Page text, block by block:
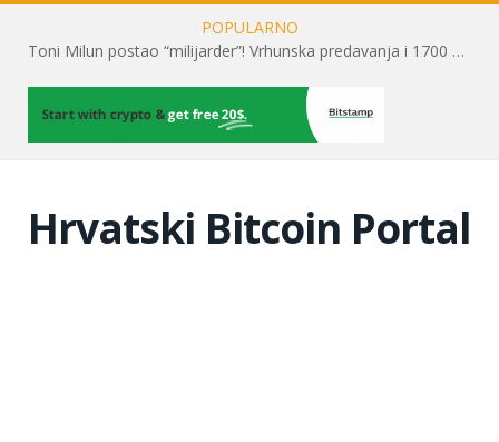
POPULARNO
Toni Milun postao “milijarder”! Vrhunska predavanja i 1700 posjetitelja obilježili su mjesec financijske pismenosti
Hrvatski Bitcoin Portal